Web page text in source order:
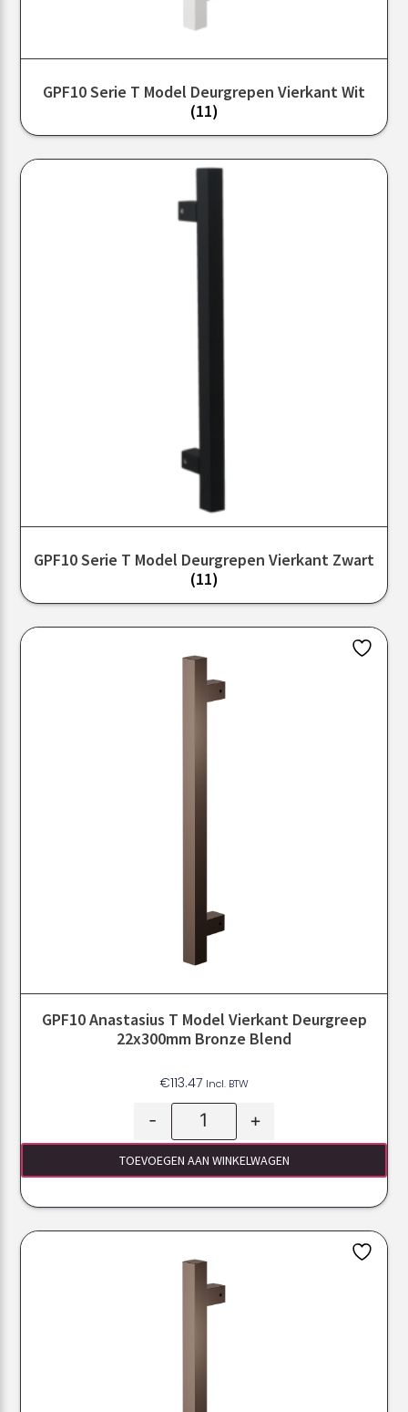
GPF10 Serie T Model Deurgrepen Vierkant Wit
(11)
GPF10 Serie T Model Deurgrepen Vierkant Zwart
(11)
GPF10 Anastasius T Model Vierkant Deurgreep
22x300mm Bronze Blend
€113.47 Incl. BTW
- +
TOEVOEGEN AAN WINKELWAGEN